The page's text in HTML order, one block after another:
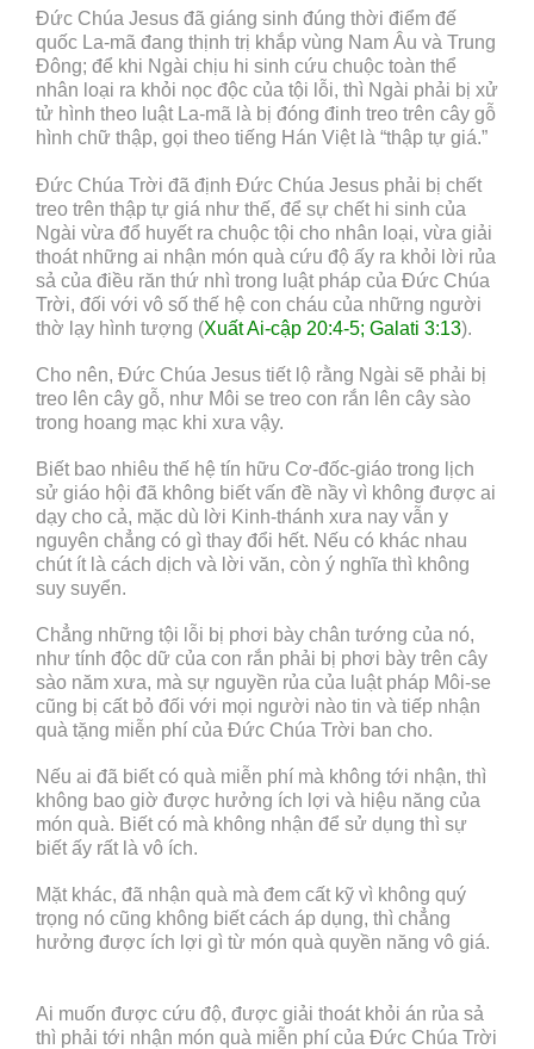
Đức Chúa Jesus đã giáng sinh đúng thời điểm đế
quốc La-mã đang thịnh trị khắp vùng Nam Âu và Trung
Đông; để khi Ngài chịu hi sinh cứu chuộc toàn thể
nhân loại ra khỏi nọc độc của tội lỗi, thì Ngài phải bị xử
tử hình theo luật La-mã là bị đóng đinh treo trên cây gỗ
hình chữ thập, gọi theo tiếng Hán Việt là “thập tự giá.”
Đức Chúa Trời đã định Đức Chúa Jesus phải bị chết
treo trên thập tự giá như thế, để sự chết hi sinh của
Ngài vừa đổ huyết ra chuộc tội cho nhân loại, vừa giải
thoát những ai nhận món quà cứu độ ấy ra khỏi lời rủa
sả của điều răn thứ nhì trong luật pháp của Đức Chúa
Trời, đối với vô số thế hệ con cháu của những người
thờ lạy hình tượng (Xuất Ai-cập 20:4-5; Galati 3:13).
Cho nên, Đức Chúa Jesus tiết lộ rằng Ngài sẽ phải bị
treo lên cây gỗ, như Môi se treo con rắn lên cây sào
trong hoang mạc khi xưa vậy.
Biết bao nhiêu thế hệ tín hữu Cơ-đốc-giáo trong lịch
sử giáo hội đã không biết vấn đề nầy vì không được ai
dạy cho cả, mặc dù lời Kinh-thánh xưa nay vẫn y
nguyên chẳng có gì thay đổi hết. Nếu có khác nhau
chút ít là cách dịch và lời văn, còn ý nghĩa thì không
suy suyển.
Chẳng những tội lỗi bị phơi bày chân tướng của nó,
như tính độc dữ của con rắn phải bị phơi bày trên cây
sào năm xưa, mà sự nguyền rủa của luật pháp Môi-se
cũng bị cất bỏ đối với mọi người nào tin và tiếp nhận
quà tặng miễn phí của Đức Chúa Trời ban cho.
Nếu ai đã biết có quà miễn phí mà không tới nhận, thì
không bao giờ được hưởng ích lợi và hiệu năng của
món quà. Biết có mà không nhận để sử dụng thì sự
biết ấy rất là vô ích.
Mặt khác, đã nhận quà mà đem cất kỹ vì không quý
trọng nó cũng không biết cách áp dụng, thì chẳng
hưởng được ích lợi gì từ món quà quyền năng vô giá.
Ai muốn được cứu độ, được giải thoát khỏi án rủa sả
thì phải tới nhận món quà miễn phí của Đức Chúa Trời